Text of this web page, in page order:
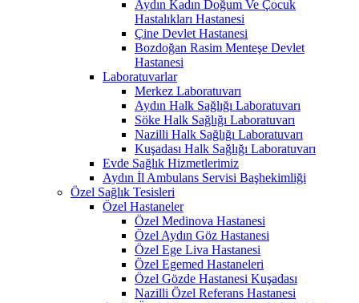
Aydın Kadın Doğum Ve Çocuk
Hastalıkları Hastanesi
Çine Devlet Hastanesi
Bozdoğan Rasim Menteşe Devlet
Hastanesi
Laboratuvarlar
Merkez Laboratuvarı
Aydın Halk Sağlığı Laboratuvarı
Söke Halk Sağlığı Laboratuvarı
Nazilli Halk Sağlığı Laboratuvarı
Kuşadası Halk Sağlığı Laboratuvarı
Evde Sağlık Hizmetlerimiz
Aydın İl Ambulans Servisi Başhekimliği
Özel Sağlık Tesisleri
Özel Hastaneler
Özel Medinova Hastanesi
Özel Aydın Göz Hastanesi
Özel Ege Liva Hastanesi
Özel Egemed Hastaneleri
Özel Gözde Hastanesi Kuşadası
Nazilli Özel Referans Hastanesi